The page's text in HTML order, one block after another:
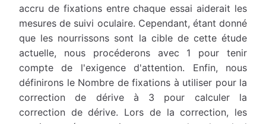
accru de fixations entre chaque essai aiderait les
mesures de suivi oculaire. Cependant, étant donné
que les nourrissons sont la cible de cette étude
actuelle, nous procéderons avec 1 pour tenir
compte de l'exigence d'attention. Enfin, nous
définirons le Nombre de fixations à utiliser pour la
correction de dérive à 3 pour calculer la
correction de dérive. Lors de la correction, les